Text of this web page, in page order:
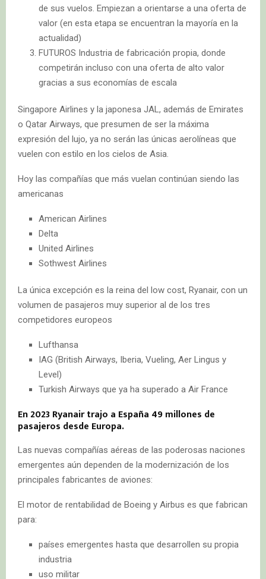
de sus vuelos. Empiezan a orientarse a una oferta de
valor (en esta etapa se encuentran la mayoría en la
actualidad)
FUTUROS Industria de fabricación propia, donde
competirán incluso con una oferta de alto valor
gracias a sus economías de escala
Singapore Airlines y la japonesa JAL, además de Emirates
o Qatar Airways, que presumen de ser la máxima
expresión del lujo, ya no serán las únicas aerolíneas que
vuelen con estilo en los cielos de Asia.
Hoy las compañías que más vuelan continúan siendo las
americanas
American Airlines
Delta
United Airlines
Sothwest Airlines
La única excepción es la reina del low cost, Ryanair, con un
volumen de pasajeros muy superior al de los tres
competidores europeos
Lufthansa
IAG (British Airways, Iberia, Vueling, Aer Lingus y
Level)
Turkish Airways que ya ha superado a Air France
En 2023 Ryanair trajo a España 49 millones de
pasajeros desde Europa.
Las nuevas compañías aéreas de las poderosas naciones
emergentes aún dependen de la modernización de los
principales fabricantes de aviones:
El motor de rentabilidad de Boeing y Airbus es que fabrican
para:
países emergentes hasta que desarrollen su propia
industria
uso militar